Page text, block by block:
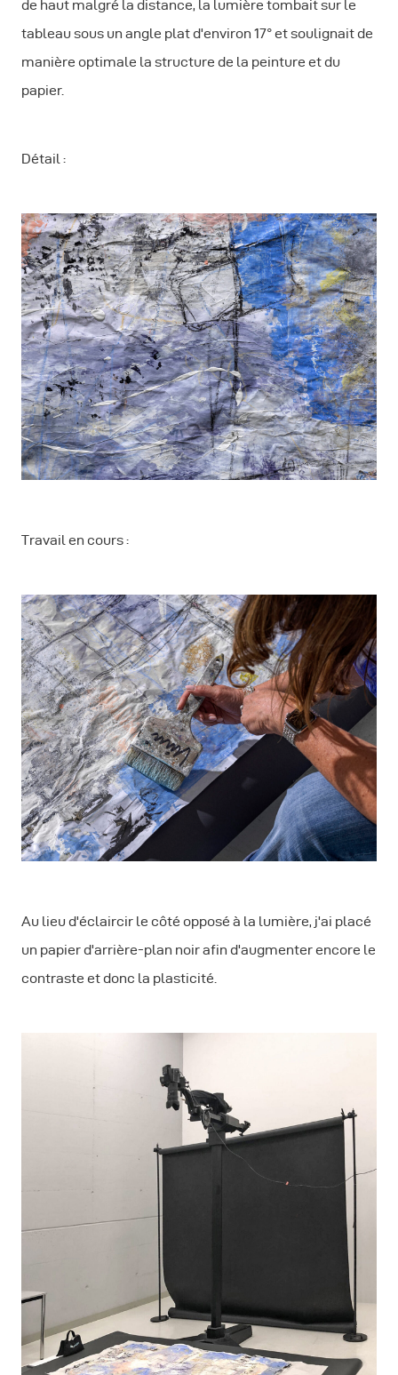
de haut malgré la distance, la lumière tombait sur le
tableau sous un angle plat d'environ 17° et soulignait de
manière optimale la structure de la peinture et du
papier.
Détail :
Travail en cours :
Au lieu d'éclaircir le côté opposé à la lumière, j'ai placé
un papier d'arrière-plan noir afin d'augmenter encore le
contraste et donc la plasticité.